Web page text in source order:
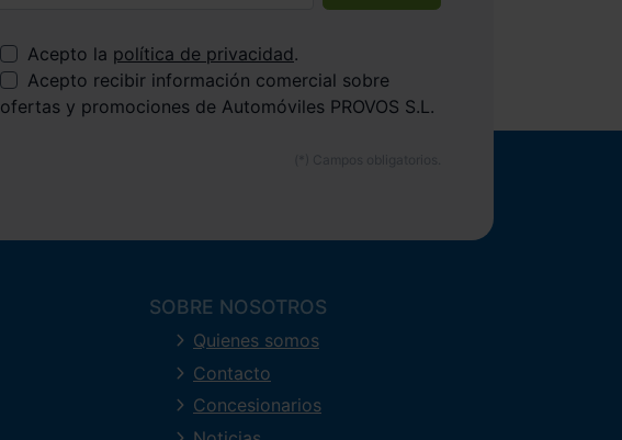
Acepto la política de privacidad.
Acepto recibir información comercial sobre
ofertas y promociones de Automóviles PROVOS S.L.
SOBRE NOSOTROS
Quienes somos
Contacto
Concesionarios